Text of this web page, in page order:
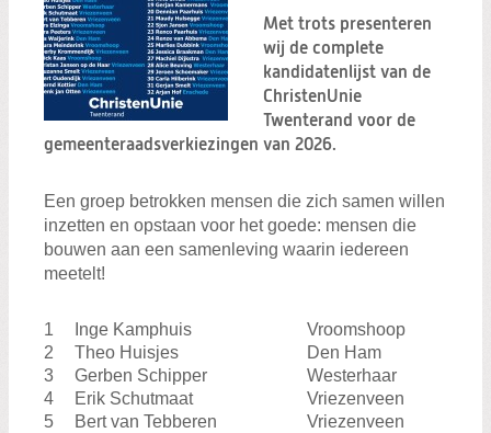
Met trots presenteren
wij de complete
kandidatenlijst van de
ChristenUnie
Twenterand voor de
gemeenteraadsverkiezingen van 2026.
Een groep betrokken mensen die zich samen willen
inzetten en opstaan voor het goede: mensen die
bouwen aan een samenleving waarin iedereen
meetelt!
1 Inge Kamphuis
Vroomshoop
2
Theo Huisjes
Den Ham
3
Gerben Schipper
Westerhaar
4
Erik Schutmaat
Vriezenveen
5
Bert van Tebberen
Vriezenveen